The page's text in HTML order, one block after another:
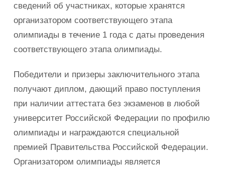
сведений об участниках, которые хранятся
организатором соответствующего этапа
олимпиады в течение 1 года с даты проведения
соответствующего этапа олимпиады.
Победители и призеры заключительного этапа
получают диплом, дающий право поступления
при наличии аттестата без экзаменов в любой
университет Российской Федерации по профилю
олимпиады и награждаются специальной
премией Правительства Российской Федерации.
Организатором олимпиады является